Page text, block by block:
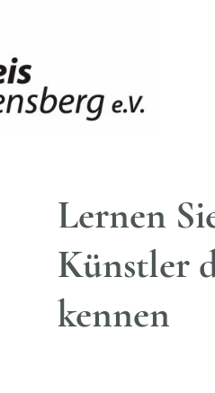
Lernen
Künstler
kennen